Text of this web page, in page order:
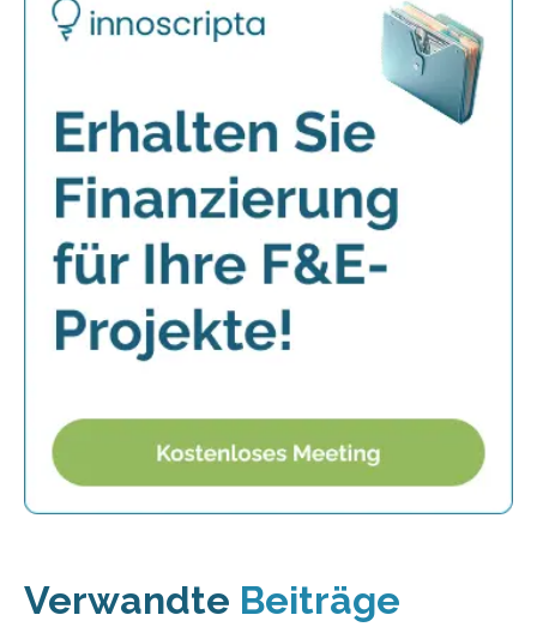
Verwandte Beiträge